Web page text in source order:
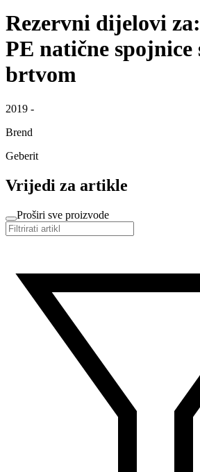
Rezervni dijelovi
PE natične spojnice
brtvom
2019 -
Brend
Geberit
Vrijedi za artikle
Proširi sve proizvode